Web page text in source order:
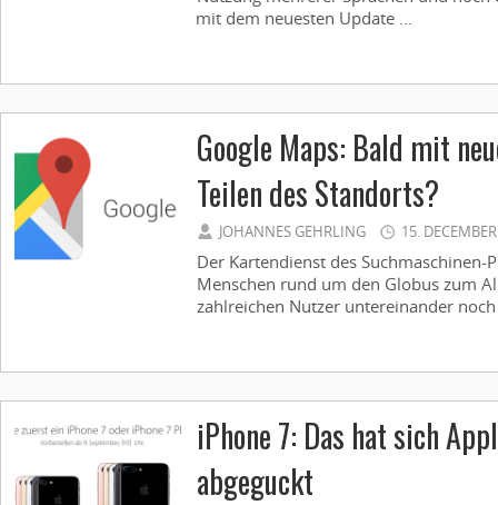
mit dem neuesten Update ...
Google Maps: Bald mit
Teilen des Standorts?
JOHANNES GEHRLING 15.
Der Kartendienst des
Menschen rund um den Globus zum
zahlreichen Nutzer untereinander
iPhone 7: Das hat sich
abgeguckt